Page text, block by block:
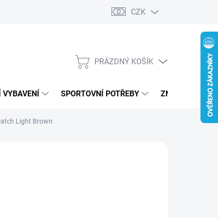
CZK
NÁKUPNÍ
PRÁZDNÝ KOŠÍK
VYBAVENÍ SPORTOVNÍ POTŘEBY ZNAČKY
Light Brown